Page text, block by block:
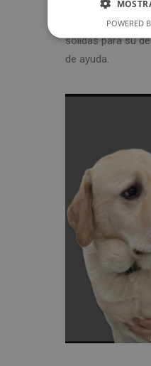
del animal como
destinado,
sólidas para su
de ayuda.
POWERED